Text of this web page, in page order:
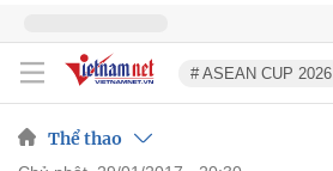
# ASEAN CUP 2026
Thể thao